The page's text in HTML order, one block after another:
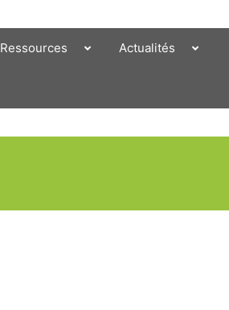
Ressources Actualités